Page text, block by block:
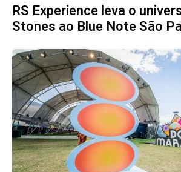
RS Experience leva o
Stones ao Blue Note São